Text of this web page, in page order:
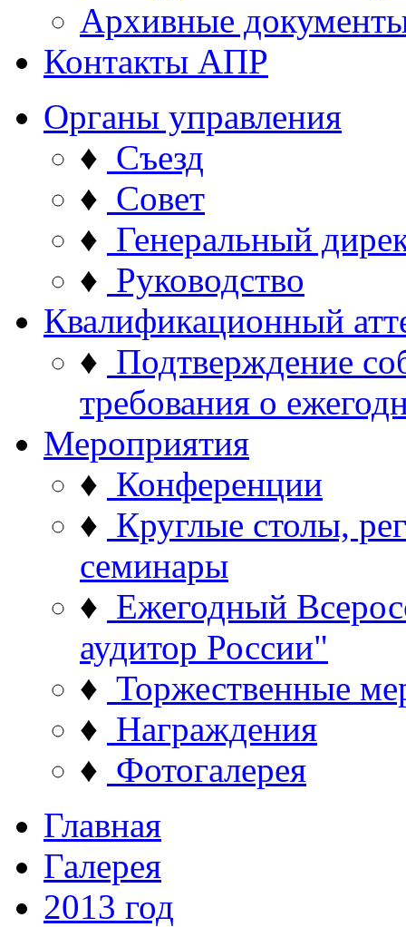
Архивные
Контакты АПР
Органы управления
♦ Съезд
♦ Совет
♦ Генеральный
♦ Руководство
Квалификационный
♦ Подтверждение
требования о
Мероприятия
♦ Конференции
♦ Круглые столы,
семинары
♦ Ежегодный
аудитор России"
♦ Торжественные
♦ Награждения
♦ Фотогалерея
Главная
Галерея
2013 год